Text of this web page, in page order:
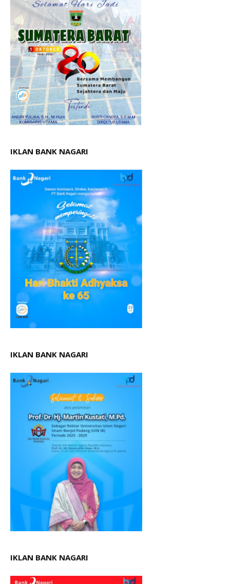
IKLAN BANK NAGARI
IKLAN BANK NAGARI
IKLAN BANK NAGARI